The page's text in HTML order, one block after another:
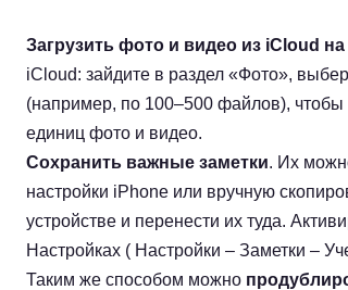
Загрузить фото и видео из iCloud
iCloud: зайдите в раздел «Фото»,
(например, по 100–500 файлов), чтобы
единиц фото и видео.
Сохранить важные заметки. Их
настройки iPhone или вручную
устройстве и перенести их туда.
Настройках ( Настройки – Заметки –
Таким же способом можно